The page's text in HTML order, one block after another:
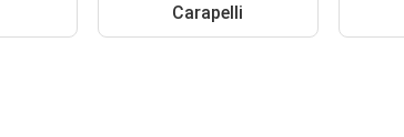
Carapelli